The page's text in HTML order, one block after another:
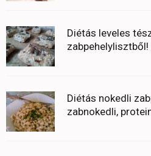
Diétás leveles
zabpehelylisztből!
Diétás nokedli
zabnokedli,